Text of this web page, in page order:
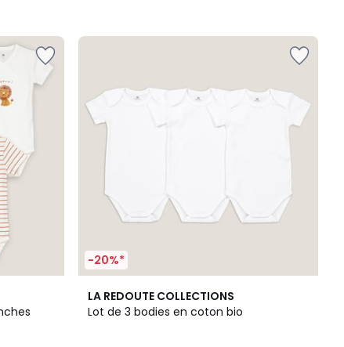
-20%*
LA REDOUTE COLLECTIONS
Lot de 3 bodies en coton bio
4,8
/ 5